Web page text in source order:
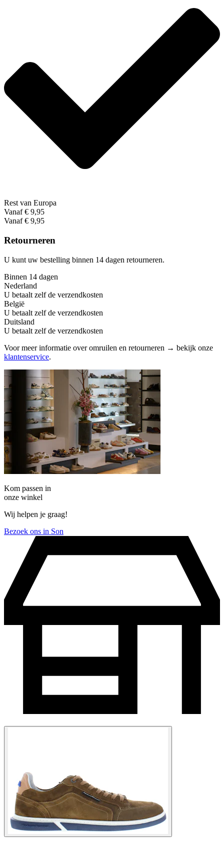
Rest van Europa
Vanaf € 9,95
Vanaf € 9,95
Retourneren
U kunt uw bestelling binnen 14 dagen retourneren.
Binnen 14 dagen
Nederland
U betaalt zelf de verzendkosten
België
U betaalt zelf de verzendkosten
Duitsland
U betaalt zelf de verzendkosten
Voor meer informatie over omruilen en retourneren → bekijk onze
klantenservice.
Kom passen in
onze winkel
Wij helpen je graag!
Bezoek ons in Son